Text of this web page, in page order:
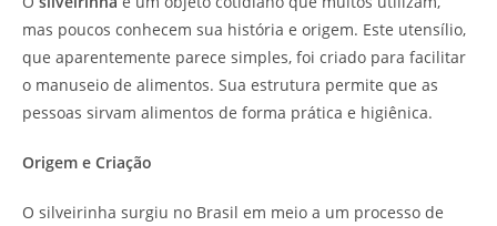
mas poucos conhecem sua história e origem. Este utensílio,
que aparentemente parece simples, foi criado para facilitar
o manuseio de alimentos. Sua estrutura permite que as
pessoas sirvam alimentos de forma prática e higiênica.
Origem e Criação
O silveirinha surgiu no Brasil em meio a um processo de